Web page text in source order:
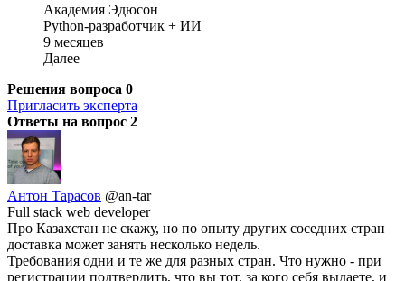
Академия Эдюсон
Python-разработчик + ИИ
9 месяцев
Далее
Решения вопроса 0
Пригласить эксперта
Ответы на вопрос 2
Антон Тарасов @an-tar
Full stack web developer
Про Казахстан не скажу, но по опыту других соседних стран
доставка может занять несколько недель.
Требования одни и те же для разных стран. Что нужно - при
регистрации подтвердить, что вы тот, за кого себя выдаете, и